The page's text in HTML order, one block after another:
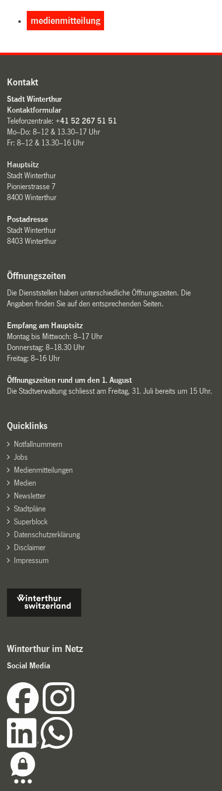
medienmitteilung
Kontakt
Stadt Winterthur
Kontaktformular
Telefonzentrale:+41 52 267 51 51
Mo–Do: 8–12 & 13.30–17 Uhr
Fr: 8–12 & 13.30–16 Uhr
Hauptsitz
Stadt Winterthur
Pionierstrasse 7
8400 Winterthur
Postadresse
Stadt Winterthur
8403 Winterthur
Öffnungszeiten
Die Dienststellen haben unterschiedliche Öffnungszeiten. Die
Angaben finden Sie auf den entsprechenden Seiten.
Empfang am Hauptsitz
Montag bis Mittwoch: 8–17 Uhr
Donnerstag: 8–18.30 Uhr
Freitag: 8–16 Uhr
Öffnungszeiten rund um den 1. August
Die Stadtverwaltung schliesst am Freitag, 31. Juli bereits um 15 Uhr.
Quicklinks
Notfallnummern
Jobs
Medienmitteilungen
Medien
Newsletter
Stadtpläne
Superblock
Datenschutzerklärung
Disclaimer
Impressum
Winterthur im Netz
Social Media